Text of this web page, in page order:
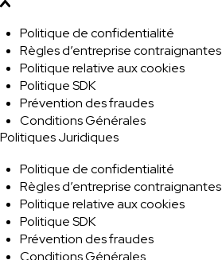
Politique de confidentialité
Règles d’entreprise contraignantes
Politique relative aux cookies
Politique SDK
Prévention des fraudes
Conditions Générales
Politiques Juridiques
Politique de confidentialité
Règles d’entreprise contraignantes
Politique relative aux cookies
Politique SDK
Prévention des fraudes
Conditions Générales